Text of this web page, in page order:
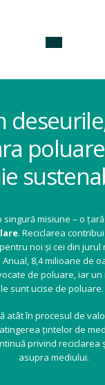
singură misiune – o
. Reciclarea
noi și cei din
8,4 milioane de
de poluare, iar
sunt ucise de poluare.
atât în procesul de
țintelor de
privind reciclarea
asupra mediului.